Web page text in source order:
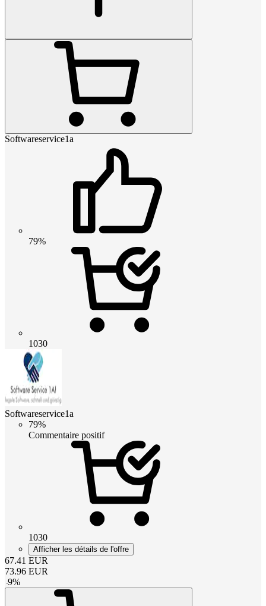
Softwareservice1a
79%
1030
Softwareservice1a
79%
Commentaire positif
1030
Afficher les détails de l'offre
67.41 EUR
73.96 EUR
-9%